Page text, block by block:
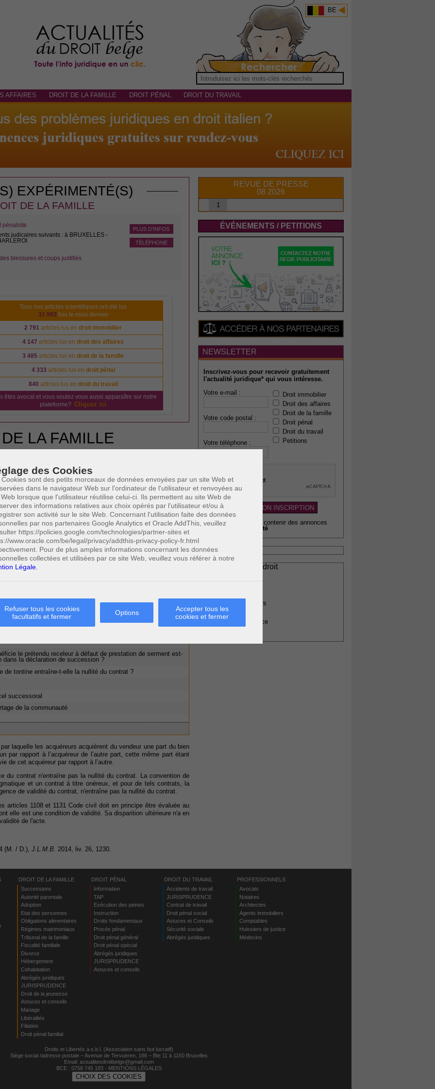
des Cookies
Cookies sont des petits morceaux de données envoyées par un site Web et
dans le navigateur Web sur l'ordinateur de l'utilisateur et renvoyées au
lorsque que l'utilisateur réutilise celui-ci. Ils permettent au site Web de
des informations relatives aux choix opérés par l'utilisateur et/ou à
son activité sur le site Web. Concernant l'utilisation faite des données
par nos partenaires Google Analytics et Oracle AddThis, veuillez
https://policies.google.com/technologies/partner-sites et
www.oracle.com/be/legal/privacy/addthis-privacy-policy-fr.html
Pour de plus amples informations concernant les données
collectées et utilisées par ce site Web, veuillez vous référer à notre
Légale.
Refuser tous les cookies
facultatifs et fermer
Options
Accepter tous les
cookies et fermer
BE
AFFAIRES DROIT DE LA FAMILLE DROIT PÉNAL DROIT DU TRAVAIL
EXPÉRIMENTÉ(S)
DE LA FAMILLE
PLUS D'INFOS
TÉLÉPHONE
pénaliste
judicaires suivants : à BRUXELLES -
blessures et coups justifiés
Tous nos articles scientifiques ont été lus
31 993 fois le mois dernier
2 791 articles lus endroit immobilier
4 147 articles lus endroit des affaires
3 485 articles lus endroit de la famille
4 333 articles lus en droit pénal
840 articles lus en droit du travail
êtes avocat et vous voulez vous aussi apparaître sur notre
plateforme? Cliquez ici
LA FAMILLE
ET CONSEILS
CAUSE DE LA CLAUSE DE TONTINE
LA NULLITÉ DU CONTRAT ?
Cause de la convention Cette page a été vue
dont
le mois dernier.
DE VOUS INTERESSER:
le prétendu receleur à défaut de prestation de serment est-
dans la déclaration de succession ?
de tontine entraîne-t-elle la nullité du contrat ?
successoral
de la communauté
laquelle les acquéreurs acquièrent du vendeur une part du bien
par rapport à l’acquéreur de l’autre part, cette même part étant
de cet acquéreur par rapport à l’autre.
du contrat n'entraîne pas la nullité du contrat. La convention de
et un contrat à titre onéreux, et pour de tels contrats, la
de validité du contrat, n'entraîne pas la nullité du contrat.
articles 1108 et 1131 Code civil doit en principe être évaluée au
elle est une condition de validité. Sa disparition ultérieure n'a en
de l'acte.
(M. / D.), J.L.M.B. 2014, liv. 26, 1230.
REVUE DE PRESSE
08 2026
1
ÉVÉNEMENTS / PETITIONS
NEWSLETTER
Inscrivez-vous pour recevoir gratuitement
l'actualité juridique* qui vous intéresse.
Votre e-mail :
Votre code postal :
Votre téléphone :
Droit immobilier
Droit des affaires
Droit de la famille
Droit pénal
Droit du travail
Petitions
* Newsletter pouvant contenir des annonces
qualité
Professionnels du droit
Agents immobiliers
Comptables
Huissiers de justice
DROIT DE LA FAMILLE
Successions
Autorité parentale
Adoption
Etat des personnes
Obligations alimentaires
Régimes matrimoniaux
Tribunal de la famille
Fiscalité familiale
Divorce
Hébergement
Cohabitation
Abrégés juridiques
JURISPRUDENCE
Droit de la jeunesse
Astuces et conseils
Mariage
Libéralités
Filiation
Droit pénal familial
DROIT PÉNAL
Information
TAP
Exécution des peines
Instruction
Droits fondamentaux
Procès pénal
Droit pénal général
Droit pénal spécial
Abrégés juridiques
JURISPRUDENCE
Astuces et conseils
DROIT DU TRAVAIL
Accidents de travail
JURISPRUDENCE
Contrat de travail
Droit pénal social
Astuces et Conseils
Sécurité sociale
Abrégés juridiques
PROFESSIONNELS
Avocats
Notaires
Architectes
Agents immobiliers
Comptables
Huissiers de justice
Médecins
Droits et Libertés a.s.b.l. (Association sans but lucratif)
Siège social /adresse postale – Avenue de Tervueren, 186 – Bte 11 à 1150 Bruxelles
Email: actualitesdroitbelge@gmail.com
BCE : 0758 745 183 - MENTIONS LÉGALES
CHOIX DES COOKIES